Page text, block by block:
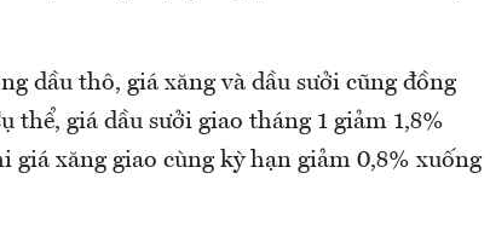
dầu thô, giá xăng và dầu sưởi cũng đồng
thể, giá dầu sưởi giao tháng 1 giảm 1,8%
xăng giao cùng kỳ hạn giảm 0,8% xuống